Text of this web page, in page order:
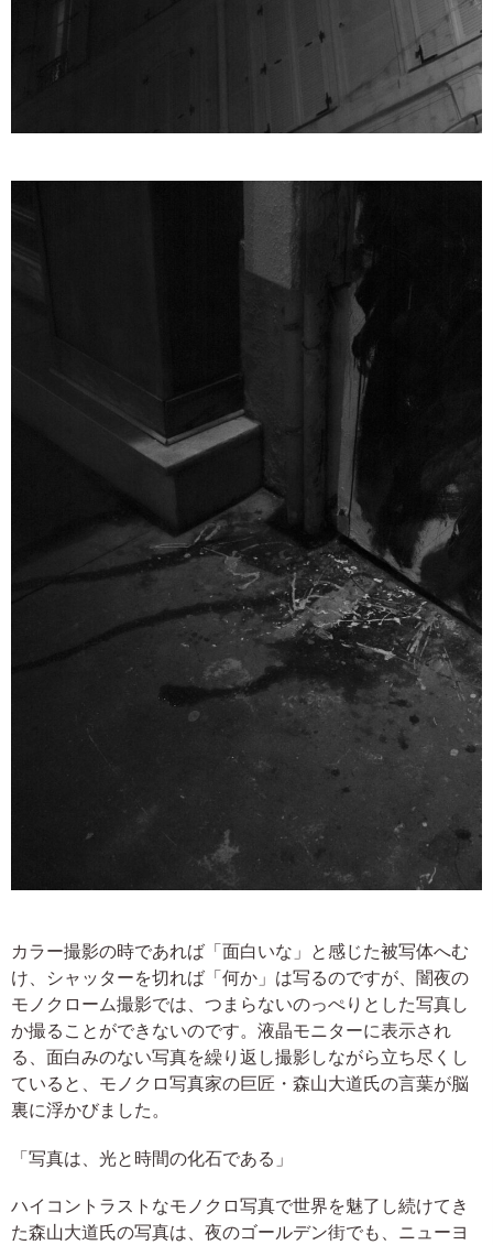
カラー撮影の時であれば「面白いな」と感じた被写体へむ
け、シャッターを切れば「何か」は写るのですが、闇夜の
モノクローム撮影では、つまらないのっぺりとした写真し
か撮ることができないのです。液晶モニターに表示され
る、面白みのない写真を繰り返し撮影しながら立ち尽くし
ていると、モノクロ写真家の巨匠・森山大道氏の言葉が脳
裏に浮かびました。
「写真は、光と時間の化石である」
ハイコントラストなモノクロ写真で世界を魅了し続けてき
た森山大道氏の写真は、夜のゴールデン街でも、ニューヨ